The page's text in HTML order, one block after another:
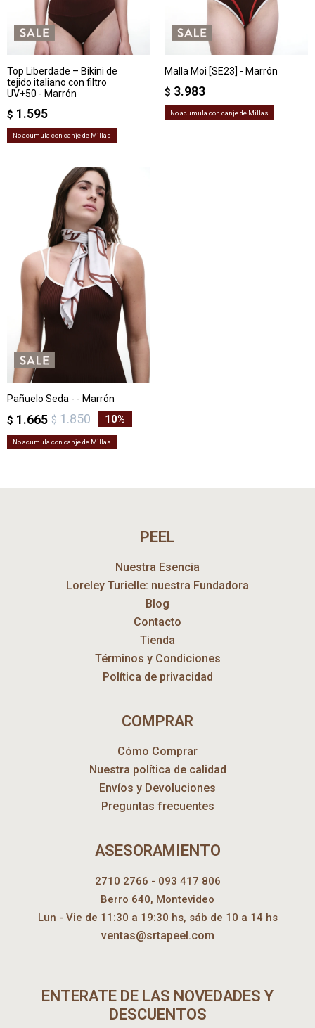
Top Liberdade – Bikini de
tejido italiano con filtro
UV+50 - Marrón
$ 1.595
No acumula con canje de Millas
Malla Moi [SE23] - Marrón
$ 3.983
No acumula con canje de Millas
Pañuelo Seda - - Marrón
$ 1.665 $ 1.850 10
No acumula con canje de Millas
PEEL
Nuestra Esencia
Loreley Turielle: nuestra Fundadora
Blog
Contacto
Tienda
Términos y Condiciones
Política de privacidad
COMPRAR
Cómo Comprar
Nuestra política de calidad
Envíos y Devoluciones
Preguntas frecuentes
ASESORAMIENTO
2710 2766 - 093 417 806
Berro 640, Montevideo
Lun - Vie de 11:30 a 19:30 hs, sáb de 10 a 14 hs
ventas@srtapeel.com
ENTERATE DE LAS NOVEDADES Y
DESCUENTOS